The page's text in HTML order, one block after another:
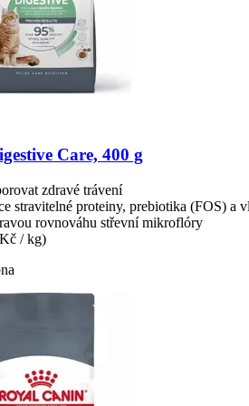
Care, 400 g
zdravé trávení
stravitelné proteiny, prebiotika (FOS) a
rovnováhu střevní mikroflóry
/ kg)